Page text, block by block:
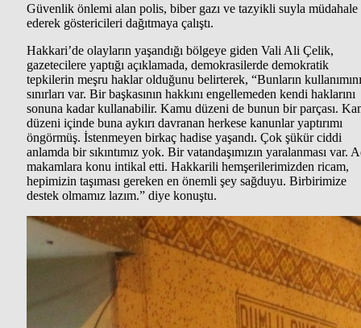
Güvenlik önlemi alan polis, biber gazı ve tazyikli suyla müdahale
ederek göstericileri dağıtmaya çalıştı.
Hakkari’de olayların yaşandığı bölgeye giden Vali Ali Çelik,
gazetecilere yaptığı açıklamada, demokrasilerde demokratik
tepkilerin meşru haklar olduğunu belirterek, “Bunların
sınırları var. Bir başkasının hakkını engellemeden kendi haklarını
sonuna kadar kullanabilir. Kamu düzeni de bunun bir parçası.
düzeni içinde buna aykırı davranan herkese kanunlar yaptırımı
öngörmüş. İstenmeyen birkaç hadise yaşandı. Çok şükür ciddi
anlamda bir sıkıntımız yok. Bir vatandaşımızın yaralanması var.
makamlara konu intikal etti. Hakkarili hemşerilerimizden ricam,
hepimizin taşıması gereken en önemli şey sağduyu. Birbirimize
destek olmamız lazım.” diye konuştu.